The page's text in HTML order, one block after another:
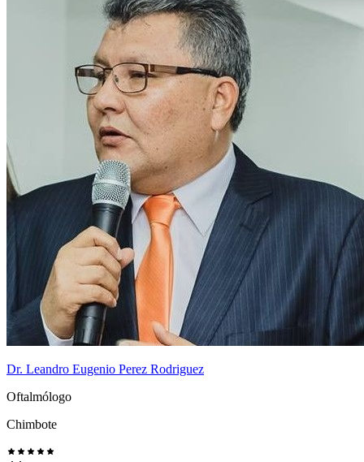
Dr. Leandro Eugenio Perez Rodriguez
Oftalmólogo
Chimbote